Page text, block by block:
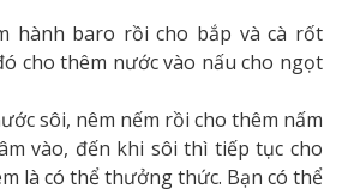
hành baro rồi cho bắp và cà rốt
cho thêm nước vào nấu cho ngọt
sôi, nêm nếm rồi cho thêm nấm
vào, đến khi sôi thì tiếp tục cho
là có thể thưởng thức. Bạn có thể